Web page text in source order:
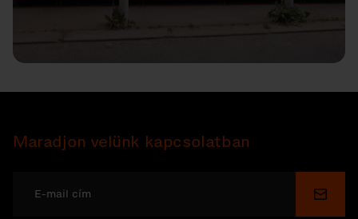
Maradjon velünk kapcsolatban